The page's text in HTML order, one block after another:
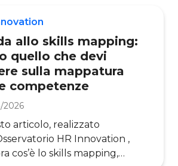
HR e quali sono le
Umane per trasformare i dati
Analytics (detto
HR Analytics, Workforce
o Human Capital Analytics)
che integra
strumenti e processi e
alle organizzazioni di
allo skills mapping:
quello che devi
sulla mappatura
competenze
2026
articolo, realizzato
HR Innovation ,
cos’è lo skills mapping,